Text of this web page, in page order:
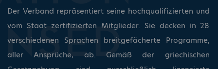
Der Verband repräsentiert seine hochqualifizierten und
vom Staat zertifizierten Mitglieder. Sie decken in 28
verschiedenen Sprachen breitgefächerte Programme,
aller Ansprüche, ab. Gemäß der griechischen